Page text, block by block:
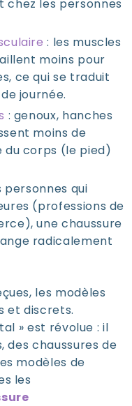
les personnes
: les muscles
moins pour
ce qui se traduit
journée.
: genoux, hanches
moins de
du corps (le pied)
personnes qui
(professions de
une chaussure
radicalement
les modèles
et discrets.
» est révolue : il
des chaussures de
modèles de
les